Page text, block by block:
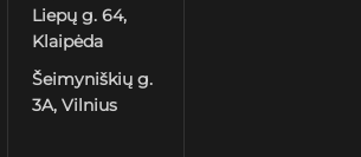
Liepų g. 64,
Klaipėda
Šeimyniškių g.
3A, Vilnius